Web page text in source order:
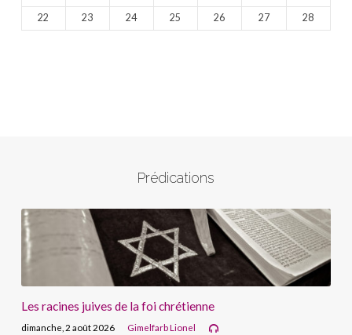
22
23 24 25 26 27 28
Prédications
Les racines juives de la foi chrétienne
dimanche, 2 août 2026 Gimelfarb Lionel